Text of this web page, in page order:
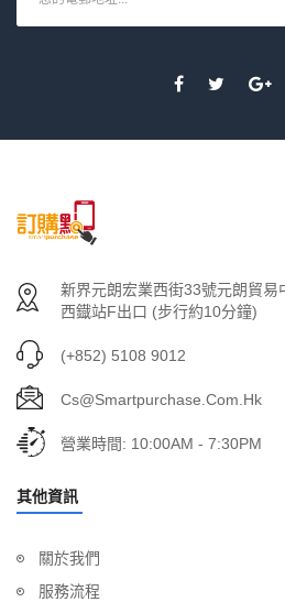
新界元朗宏業西街33號元朗貿
西鐡站F出口 (步行約10分鐘)
(+852) 5108 9012
Cs@smartpurchase.com.hk
營業時間: 10:00AM - 7:30PM
其他資訊
關於我們
服務流程